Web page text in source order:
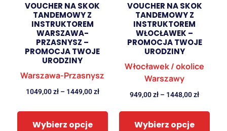
VOUCHER NA SKOK
TANDEMOWY Z
INSTRUKTOREM
WARSZAWA-
PRZASNYSZ –
PROMOCJA TWOJE
URODZINY
Warszawa-Przasnysz
1049,00zł – 1449,00zł
Wybierz opcje
VOUCHER NA SKOK
TANDEMOWY Z
INSTRUKTOREM
WŁOCŁAWEK –
PROMOCJA TWOJE
URODZINY
Włocławek / okolice
Warszawy
949,00zł – 1448,00zł
Wybierz opcje